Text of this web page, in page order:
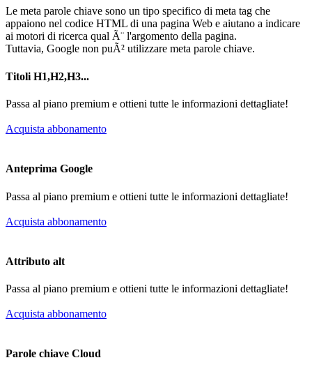
Le meta parole chiave sono un tipo specifico di meta tag che
appaiono nel codice HTML di una pagina Web e aiutano a indicare
ai motori di ricerca qual Ã¨ l'argomento della pagina.
Tuttavia, Google non puÃ² utilizzare meta parole chiave.
Titoli H1,H2,H3...
Passa al piano premium e ottieni tutte le informazioni dettagliate!
Acquista abbonamento
Anteprima Google
Passa al piano premium e ottieni tutte le informazioni dettagliate!
Acquista abbonamento
Attributo alt
Passa al piano premium e ottieni tutte le informazioni dettagliate!
Acquista abbonamento
Parole chiave Cloud